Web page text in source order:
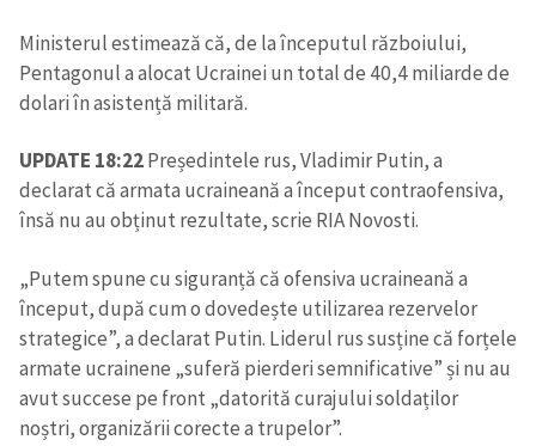
Ministerul estimează că, de la începutul războiului,
Pentagonul a alocat Ucrainei un total de 40,4 miliarde de
dolari în asistență militară.
UPDATE 18:22Președintele rus, Vladimir Putin, a
declarat că armata ucraineană a început contraofensiva,
însă nu au obținut rezultate, scrie RIA Novosti.
„Putem spune cu siguranță că ofensiva ucraineană a
început, după cum o dovedește utilizarea rezervelor
strategice”, a declarat Putin. Liderul rus susține că forțele
armate ucrainene „suferă pierderi semnificative” și nu au
avut succese pe front „datorită curajului soldaților
noștri, organizării corecte a trupelor”.